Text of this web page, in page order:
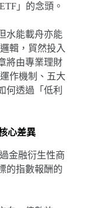
」的念頭。
水能載舟亦能
輯，貿然投入
將由專業理財
作機制、五大
何透過「低利
心差異
金融衍生性商
的指數報酬的